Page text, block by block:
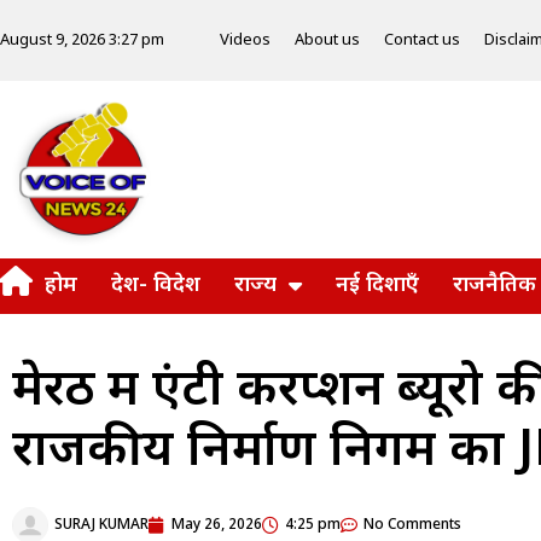
August 9, 2026 3:27 pm Videos About us Contact us
होम देश- विदेश राज्य नई दिशाएँ राजनैतिक
मेरठ में एंटी करप्शन ब्यूरो
राजकीय निर्माण निगम का
SURAJ KUMAR May 26, 2026 4:25 pm No Comments